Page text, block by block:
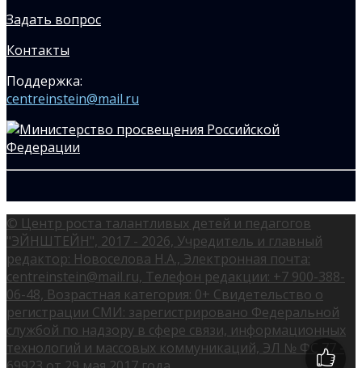
Задать вопрос
Контакты
Поддержка:
centreinstein@mail.ru
© Центр роста талантливых детей и педагогов
"ЭЙНШТЕЙН", 2017 - 2026, Учредитель и главный
редактор: Новоселова Н.А., Электронная почта:
centreinstein@mail.ru, Телефон редакции: +7 900-388-
06-48, Возрастная категория: 0+ Свидетельство о
регистрации СМИ: зарегистрировано Федеральной
службой по надзору в сфере связи, информационных
технологий и массовых коммуникаций, ЭЛ № ФС 77 -